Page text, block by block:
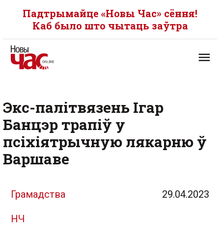
Падтрымайце «Новы Час» сёння!
Каб было што чытаць заўтра
Экс-палітвязень Ігар
Банцэр трапіў у
псіхіятрычную лякарню ў
Варшаве
Грамадства 29.04.2023
НЧ